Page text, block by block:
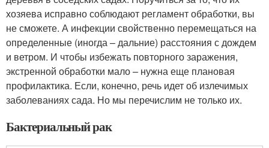
хозяева исправно соблюдают регламент обработки, вы
не сможете. А инфекции свойственно перемещаться на
определенные (иногда – дальние) расстояния с дождем
и ветром. И чтобы избежать повторного заражения,
экстренной обработки мало – нужна еще плановая
профилактика. Если, конечно, речь идет об излечимых
заболеваниях сада. Но мы перечислим не только их.
Бактериальный рак